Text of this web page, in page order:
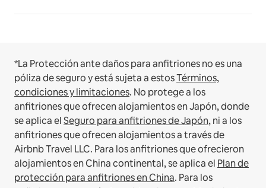
*La Protección ante daños para anfitriones no es una
póliza de seguro y está sujeta a estosTérminos,
condiciones y limitaciones. No protege a los
anfitriones que ofrecen alojamientos en Japón, donde
se aplica elSeguro para anfitriones de Japón, ni a los
anfitriones que ofrecen alojamientos a través de
Airbnb Travel LLC. Para los anfitriones que ofrecieron
alojamientos en China continental, se aplica el Plan de
protección para anfitriones en China. Para los